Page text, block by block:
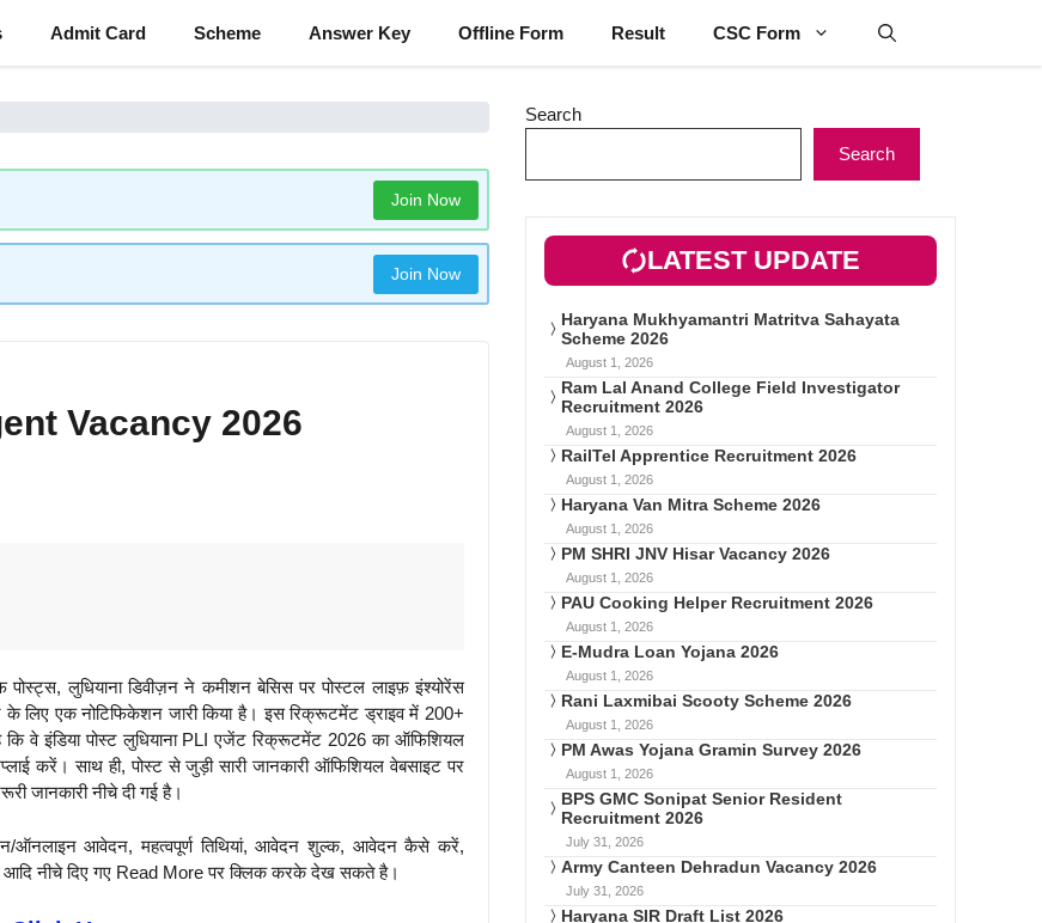
Admit Card Scheme Answer Key Offline Form Result CSC Form
Join Now
Join Now
Vacancy 2026
लुधियाना डिवीज़न ने कमीशन बेसिस पर पोस्टल लाइफ़ इंश्योरेंस
लिए एक नोटिफिकेशन जारी किया है। इस रिक्रूटमेंट ड्राइव में 200+
वे इंडिया पोस्ट लुधियाना PLI एजेंट रिक्रूटमेंट 2026 का ऑफिशियल
करें। साथ ही, पोस्ट से जुड़ी सारी जानकारी ऑफिशियल वेबसाइट पर
जानकारी नीचे दी गई है।
ऑनलाइन आवेदन, महत्वपूर्ण तिथियां, आवेदन शुल्क, आवेदन कैसे करें,
आदि नीचे दिए गए Read More पर क्लिक करके देख सकते है।
Search
Search
LATEST UPDATE
Haryana Mukhyamantri Matritva Sahayata
Scheme 2026
August 1, 2026
Ram Lal Anand College Field Investigator
Recruitment 2026
August 1, 2026
RailTel Apprentice Recruitment 2026
August 1, 2026
Haryana Van Mitra Scheme 2026
August 1, 2026
PM SHRI JNV Hisar Vacancy 2026
August 1, 2026
PAU Cooking Helper Recruitment 2026
August 1, 2026
E-Mudra Loan Yojana 2026
August 1, 2026
Rani Laxmibai Scooty Scheme 2026
August 1, 2026
PM Awas Yojana Gramin Survey 2026
August 1, 2026
BPS GMC Sonipat Senior Resident
Recruitment 2026
July 31, 2026
Army Canteen Dehradun Vacancy 2026
July 31, 2026
Haryana SIR Draft List 2026